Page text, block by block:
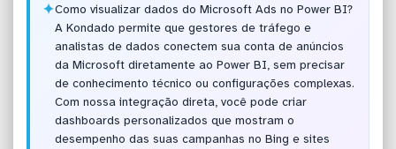
✦Como visualizar dados do Microsoft Ads no Power BI?
A Kondado permite que gestores de tráfego e
analistas de dados conectem sua conta de anúncios
da Microsoft diretamente ao Power BI, sem precisar
de conhecimento técnico ou configurações complexas.
Com nossa integração direta, você pode criar
dashboards personalizados que mostram o
desempenho das suas campanhas no Bing e sites